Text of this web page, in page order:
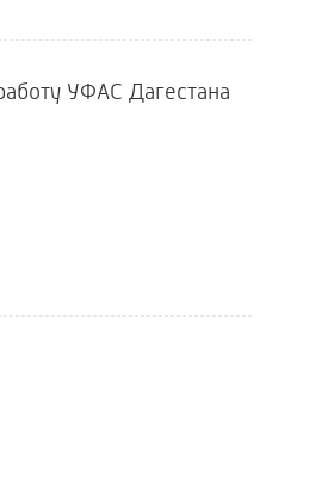
УФАС Дагестана